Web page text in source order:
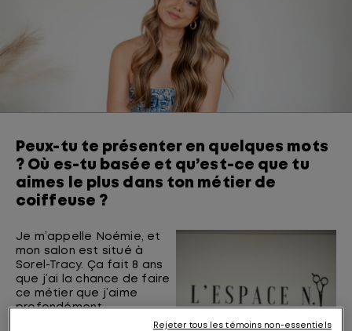
Peux-tu te présenter en quelques mots
? Où es-tu basée et qu’est-ce que tu
aimes le plus dans ton métier de
coiffeuse ?
Je m’appelle Noémie, et
mon salon est situé à
Sorel-Tracy. Ça fait 8 ans
que j’ai la chance de faire
ce métier que j’aime
profondément.
Rejeter tous les témoins non-essentiels